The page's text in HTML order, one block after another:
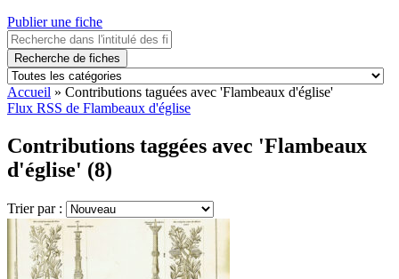
Publier une fiche
Recherche de fiches
Accueil » Contributions taguées avec 'Flambeaux d'église'
Flux RSS de Flambeaux d'église
Contributions taggées avec 'Flambeaux
d'église' (8)
Trier par :